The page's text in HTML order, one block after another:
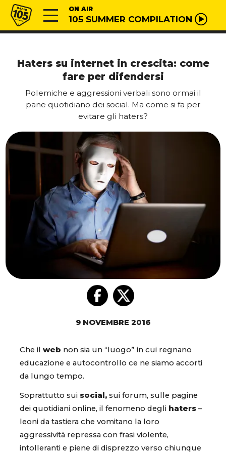
Vai al contenuto
Radio 105 ON AIR
105 SUMMER COMPILATION
Haters su internet in crescita: come
fare per difendersi
Polemiche e aggressioni verbali sono ormai il
pane quotidiano dei social. Ma come si fa per
evitare gli haters?
9 NOVEMBRE 2016
Che il web non sia un “luogo” in cui regnano
educazione e autocontrollo ce ne siamo accorti
da lungo tempo.
Soprattutto sui social, sui forum, sulle pagine
dei quotidiani online, il fenomeno degli haters –
leoni da tastiera che vomitano la loro
aggressività repressa con frasi violente,
intolleranti e piene di disprezzo verso chiunque